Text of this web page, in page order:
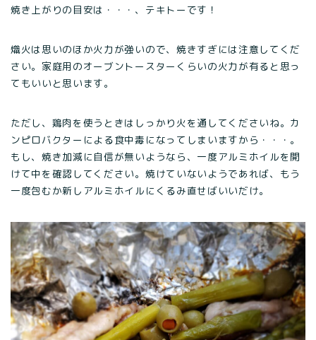
焼き上がりの目安は・・・、テキトーです！
熾火は思いのほか火力が強いので、焼きすぎには注意してくだ
さい。家庭用のオーブントースターくらいの火力が有ると思っ
てもいいと思います。
ただし、鶏肉を使うときはしっかり火を通してくださいね。カ
ンピロバクターによる食中毒になってしまいますから・・・。
もし、焼き加減に自信が無いようなら、一度アルミホイルを開
けて中を確認してください。焼けていないようであれば、もう
一度包むか新しアルミホイルにくるみ直せばいいだけ。